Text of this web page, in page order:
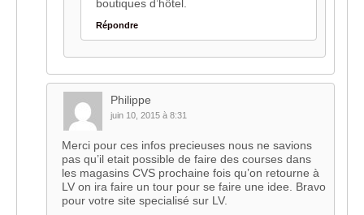
boutiques d’hôtel.
Répondre
Philippe
juin 10, 2015 à 8:31
Merci pour ces infos precieuses nous ne savions
pas qu’il etait possible de faire des courses dans
les magasins CVS prochaine fois qu’on retourne à
LV on ira faire un tour pour se faire une idee. Bravo
pour votre site specialisé sur LV.